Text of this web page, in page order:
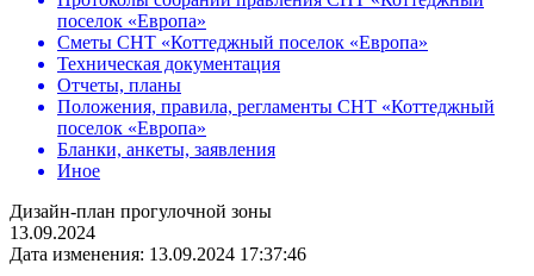
поселок «Европа»
Сметы СНТ «Коттеджный поселок «Европа»
Техническая документация
Отчеты, планы
Положения, правила, регламенты СНТ «Коттеджный
поселок «Европа»
Бланки, анкеты, заявления
Иное
Дизайн-план прогулочной зоны
13.09.2024
Дата изменения: 13.09.2024 17:37:46